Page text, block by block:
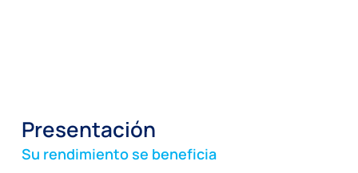
Presentación
Su rendimiento se beneficia